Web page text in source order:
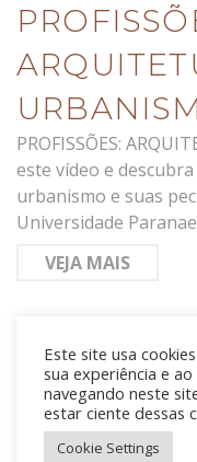
PROFISSÕES:
este vídeo e
urbanismo e suas
Universidade
VEJA MAIS
Este site usa
sua experiência e
navegando neste
estar ciente dessas
Cookie Settings